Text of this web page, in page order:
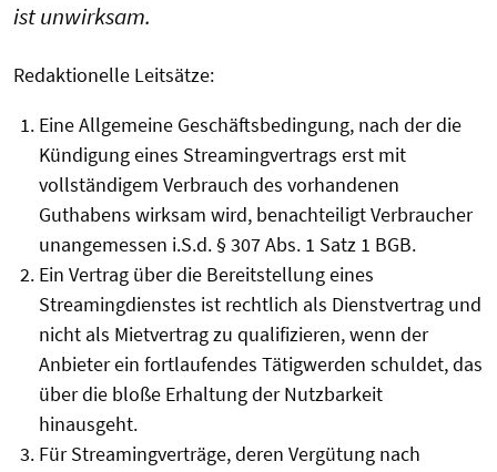
ist unwirksam.
Redaktionelle Leitsätze:
Eine Allgemeine Geschäftsbedingung, nach der die
Kündigung eines Streamingvertrags erst mit
vollständigem Verbrauch des vorhandenen
Guthabens wirksam wird, benachteiligt Verbraucher
unangemessen i.S.d. § 307 Abs. 1 Satz 1 BGB.
Ein Vertrag über die Bereitstellung eines
Streamingdienstes ist rechtlich als Dienstvertrag und
nicht als Mietvertrag zu qualifizieren, wenn der
Anbieter ein fortlaufendes Tätigwerden schuldet, das
über die bloße Erhaltung der Nutzbarkeit
hinausgeht.
Für Streamingverträge, deren Vergütung nach